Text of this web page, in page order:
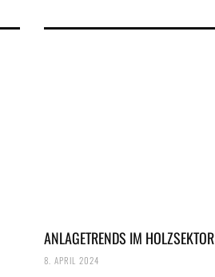
ANLAGETRENDS IM HOLZSEKTOR
8. APRIL 2024